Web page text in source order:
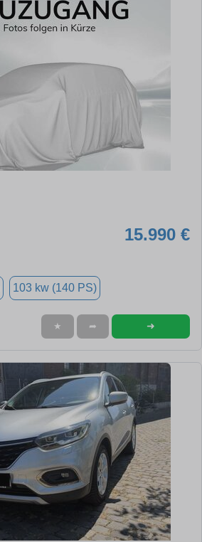
15.990 €
103 kw (140 PS)
★ ➦ ➜